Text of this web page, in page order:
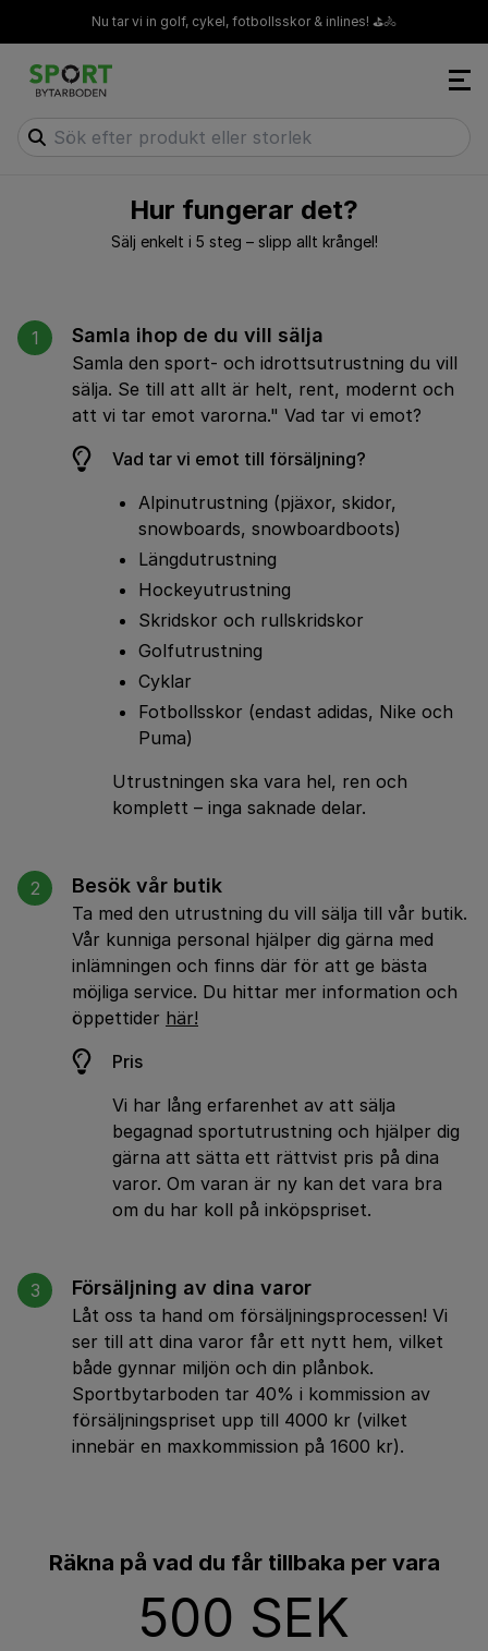
Nu tar vi in golf, cykel, fotbollsskor & inlines! ⛳🚴
Sök bland produkter
Hur fungerar det?
Sälj enkelt i 5 steg – slipp allt krångel!
1 Samla ihop de du vill sälja
Samla den sport- och idrottsutrustning du vill
sälja. Se till att allt är helt, rent, modernt och
att vi tar emot varorna." Vad tar vi emot?
Vad tar vi emot till försäljning?
Alpinutrustning (pjäxor, skidor,
snowboards, snowboardboots)
Längdutrustning
Hockeyutrustning
Skridskor och rullskridskor
Golfutrustning
Cyklar
Fotbollsskor (endast adidas, Nike och
Puma)
Utrustningen ska vara hel, ren och
komplett – inga saknade delar.
2 Besök vår butik
Ta med den utrustning du vill sälja till vår butik.
Vår kunniga personal hjälper dig gärna med
inlämningen och finns där för att ge bästa
möjliga service. Du hittar mer information och
öppettider här!
Pris
Vi har lång erfarenhet av att sälja
begagnad sportutrustning och hjälper dig
gärna att sätta ett rättvist pris på dina
varor. Om varan är ny kan det vara bra
om du har koll på inköpspriset.
3 Försäljning av dina varor
Låt oss ta hand om försäljningsprocessen! Vi
ser till att dina varor får ett nytt hem, vilket
både gynnar miljön och din plånbok.
Sportbytarboden tar 40% i kommission av
försäljningspriset upp till 4000 kr (vilket
innebär en maxkommission på 1600 kr).
Räkna på vad du får tillbaka per vara
500 SEK